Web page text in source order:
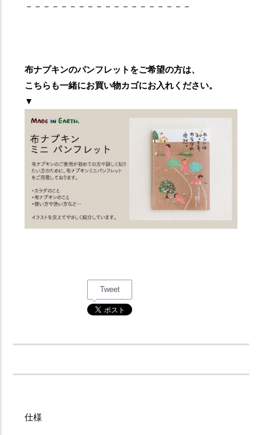
－－－－－－－－－－－－－－－－－－－
布ナプキンのパンフレットをご希望の方は、
こちらも一緒にお買い物カゴにお入れください。
▼
Tweet
仕様